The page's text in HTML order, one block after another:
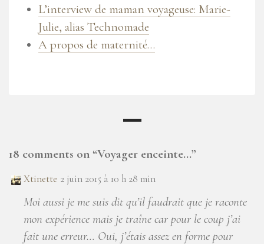
L’interview de maman voyageuse: Marie-
Julie, alias Technomade
A propos de maternité…
18 comments on “Voyager enceinte…”
Xtinette 2 juin 2015 à 10 h 28 min
Moi aussi je me suis dit qu’il faudrait que je raconte
mon expérience mais je traîne car pour le coup j’ai
fait une erreur… Oui, j’étais assez en forme pour